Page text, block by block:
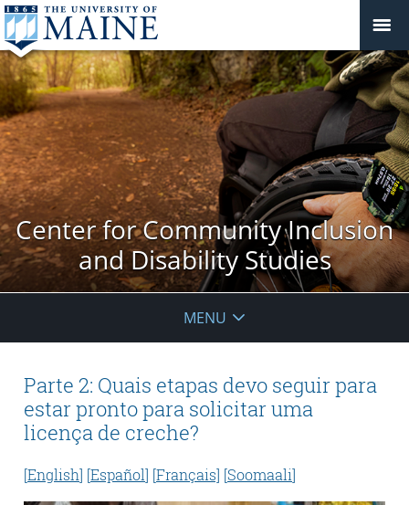
Center for Community Inclusion
and Disability Studies
MENU
Parte 2: Quais etapas devo seguir para
estar pronto para solicitar uma
licença de creche?
[English] [Español] [Français] [Soomaali]